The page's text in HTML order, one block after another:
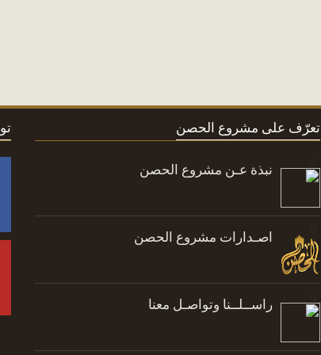
تعرّف على مشروع الحصن
نبذة عـن مشروع الحصن
اصـدارات مشروع الحصن
راســلــنا وتواصـل معنا